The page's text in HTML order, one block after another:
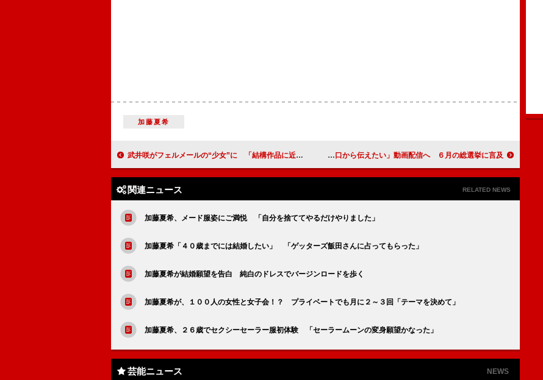
加藤夏希
武井咲がフェルメールの“少女”に 「結構作品に近づけたかな」とにっこり 前田敦子、「自分の口から伝えたい」動画配信へ ６月の総選挙に言及
関連ニュース RELATED NEWS
加藤夏希、メード服姿にご満悦 「自分を捨ててやるだけやりました」
加藤夏希「４０歳までには結婚したい」 「ゲッターズ飯田さんに占ってもらった」
加藤夏希が結婚願望を告白 純白のドレスでバージンロードを歩く
加藤夏希が、１００人の女性と女子会！？ プライベートでも月に２～３回「テーマを決めて」
加藤夏希、２６歳でセクシーセーラー服初体験 「セーラームーンの変身願望かなった」
芸能ニュース NEWS